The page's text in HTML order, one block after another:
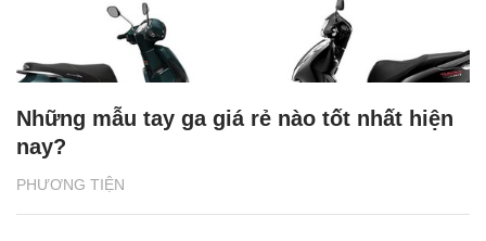
PHƯƠNG TIỆN
Những mẫu tay ga giá rẻ nào tốt nhất hiện
nay?